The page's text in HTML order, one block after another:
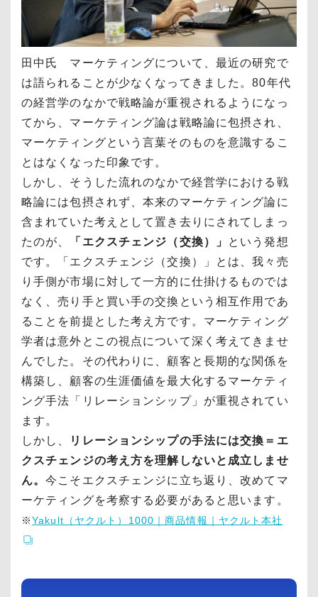
田中氏 マーケティングについて、最近の研究で
は語られることが少なくなってきました。80年代
の経営学のなかで戦略論が重視されるようになっ
てから、マーケティング論は戦略論に包摂され、
マーケティングという言葉そのものを意識するこ
とはなくなった印象です。
しかし、そうした流れのなかで経営学における戦
略論には包摂されず、本来のマーケティング論に
含まれていた考えとして置き去りにされてしまっ
たのが、
「エクスチェンジ（交換）」
という発想
です。「エクスチェンジ（交換）」とは、我々売
り手側が市場に対して一方的に仕掛けるものでは
なく、売り手と買い手の交換という相互作用であ
ることを前提とした考え方です。マーケティング
学者は意外とこの視点について深く考えてきませ
んでした。その代わりに、顧客と長期的な関係を
構築し、顧客の生涯価値を最大化するマーケティ
ング手法「リレーションシップ」が重視されてい
ます。
しかし、
リレーションシップの手法には交換＝エ
クスチェンジの考え方を理解しないと成立しませ
ん。今こそエクスチェンジに立ち返り、改めてマ
ーケティングを考察する必要があると思います。
※Yakult（ヤクルト）1000｜商品情報｜ヤクルト本社